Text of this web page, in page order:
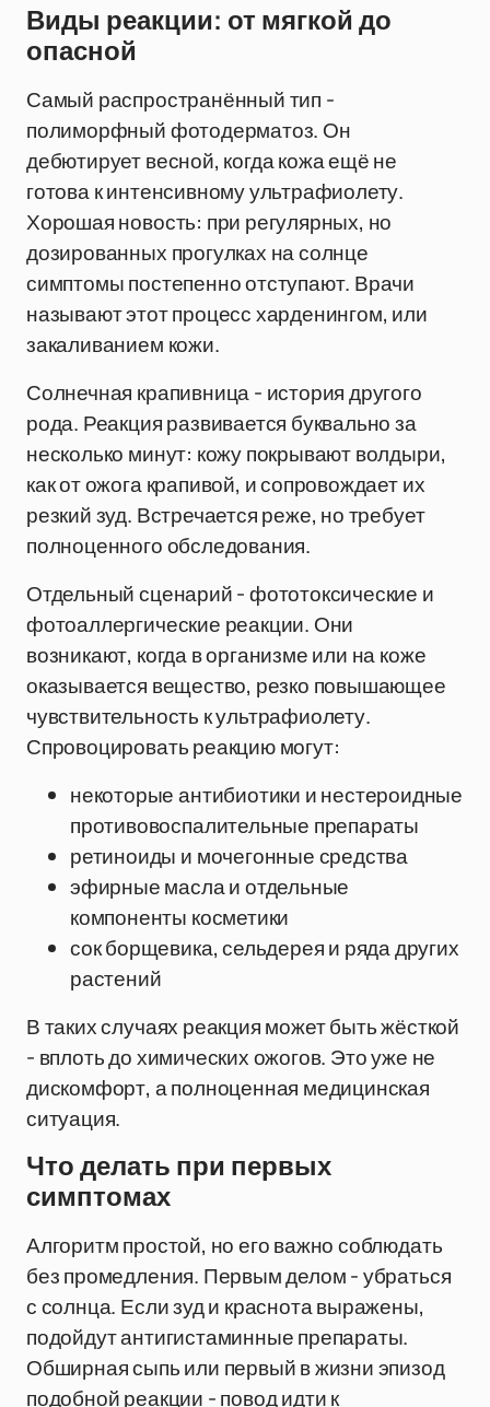
Виды реакции: от мягкой до
опасной
Самый распространённый тип -
полиморфный фотодерматоз. Он
дебютирует весной, когда кожа ещё не
готова к интенсивному ультрафиолету.
Хорошая новость: при регулярных, но
дозированных прогулках на солнце
симптомы постепенно отступают. Врачи
называют этот процесс харденингом, или
закаливанием кожи.
Солнечная крапивница - история другого
рода. Реакция развивается буквально за
несколько минут: кожу покрывают волдыри,
как от ожога крапивой, и сопровождает их
резкий зуд. Встречается реже, но требует
полноценного обследования.
Отдельный сценарий - фототоксические и
фотоаллергические реакции. Они
возникают, когда в организме или на коже
оказывается вещество, резко повышающее
чувствительность к ультрафиолету.
Спровоцировать реакцию могут:
некоторые антибиотики и нестероидные
противовоспалительные препараты
ретиноиды и мочегонные средства
эфирные масла и отдельные
компоненты косметики
сок борщевика, сельдерея и ряда других
растений
В таких случаях реакция может быть жёсткой
- вплоть до химических ожогов. Это уже не
дискомфорт, а полноценная медицинская
ситуация.
Что делать при первых
симптомах
Алгоритм простой, но его важно соблюдать
без промедления. Первым делом - убраться
с солнца. Если зуд и краснота выражены,
подойдут антигистаминные препараты.
Обширная сыпь или первый в жизни эпизод
подобной реакции - повод идти к